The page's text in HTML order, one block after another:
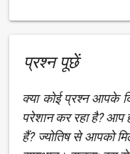
प्रश्न पूछें
क्या कोई प्रश्न आपके
परेशान कर रहा है? आप
हैं? ज्योतिष से आपको